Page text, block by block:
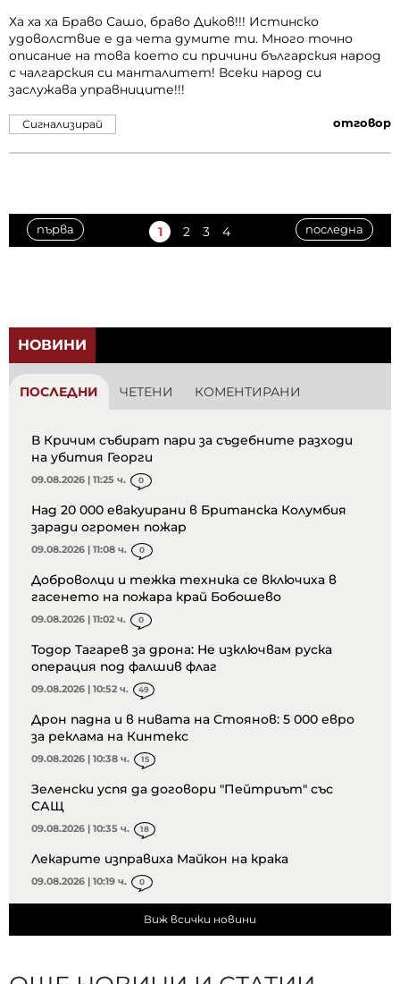
Ха ха ха Браво Сашо, браво Диков!!! Истинско
удоволствие е да чета думите ти. Много точно
описание на това което си причини българския народ
с чалгарския си манталитет! Всеки народ си
заслужава управниците!!!
отговор
Сигнализирай
първа 1 2 3 4 последна
НОВИНИ
ПОСЛЕДНИ ЧЕТЕНИ КОМЕНТИРАНИ
В Кричим събират пари за съдебните разходи
на убития Георги
09.08.2026 | 11:25 ч. 0
Над 20 000 евакуирани в Британска Колумбия
заради огромен пожар
09.08.2026 | 11:08 ч. 0
Доброволци и тежка техника се включиха в
гасенето на пожара край Бобошево
09.08.2026 | 11:02 ч. 0
Тодор Тагарев за дрона: Не изключвам руска
операция под фалшив флаг
09.08.2026 | 10:52 ч. 49
Дрон падна и в нивата на Стоянов: 5 000 евро
за реклама на Кинтекс
09.08.2026 | 10:38 ч. 15
Зеленски успя да договори "Пейтриът" със
САЩ
09.08.2026 | 10:35 ч. 18
Лекарите изправиха Майкон на крака
09.08.2026 | 10:19 ч. 0
Виж всички новини